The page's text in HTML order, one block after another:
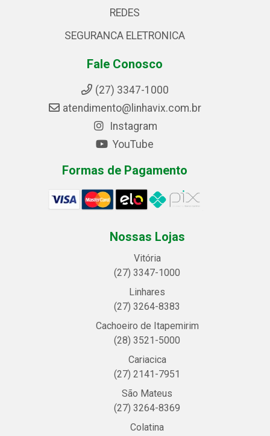
REDES
SEGURANCA ELETRONICA
Fale Conosco
(27) 3347-1000
atendimento@linhavix.com.br
Instagram
YouTube
Formas de Pagamento
Nossas Lojas
Vitória
(27) 3347-1000
Linhares
(27) 3264-8383
Cachoeiro de Itapemirim
(28) 3521-5000
Cariacica
(27) 2141-7951
São Mateus
(27) 3264-8369
Colatina